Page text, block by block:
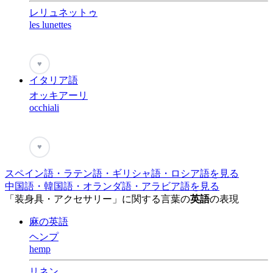
レリュネットゥ
les lunettes
♥
イタリア語
オッキアーリ
occhiali
♥
スペイン語・ラテン語・ギリシャ語・ロシア語を見る
中国語・韓国語・オランダ語・アラビア語を見る
「装身具・アクセサリー」に関する言葉の英語の表現
麻の英語
ヘンプ
hemp